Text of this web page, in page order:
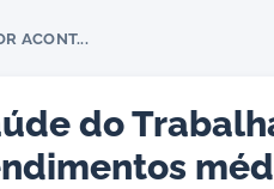
ACONT...
do